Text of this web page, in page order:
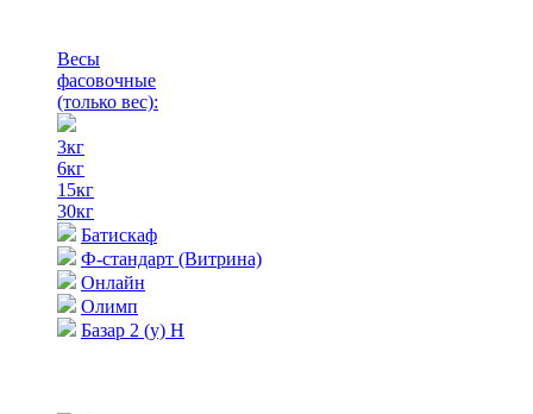
Весы
фасовочные
(только вес):
3кг
6кг
15кг
30кг
Батискаф
Ф-стандарт (Витрина)
Онлайн
Олимп
Базар 2 (у) Н